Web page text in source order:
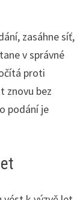
zasáhne síť,
v správné
proti
znovu bez
podání je